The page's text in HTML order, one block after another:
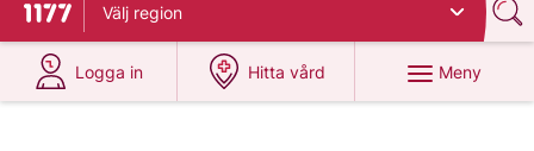
Till startsidan för 1177
Välj region
Logga in
på 1177.se
Hitta vård
på 1177.se
Meny